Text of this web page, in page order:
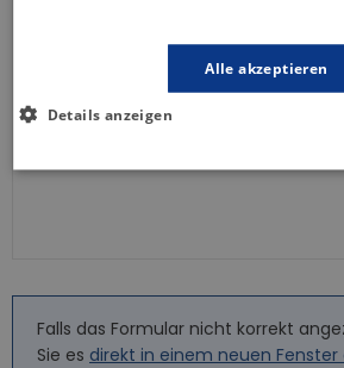
Falls das Formular nicht korrekt
Sie es direkt in einem neuen
Alle akzeptieren
Details anzeigen